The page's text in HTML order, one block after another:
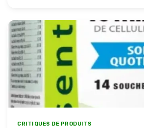
CRITIQUES DE PRODUITS